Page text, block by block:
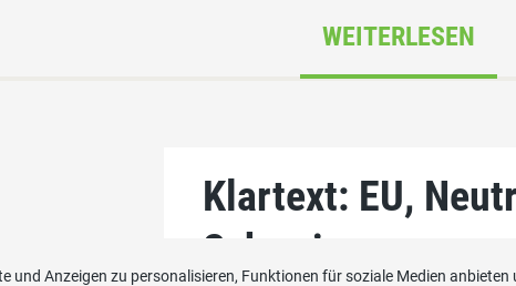
WEITERLESEN
Klartext: EU,
Schweiz
und Anzeigen zu personalisieren, Funktionen für soziale Medien anbieten